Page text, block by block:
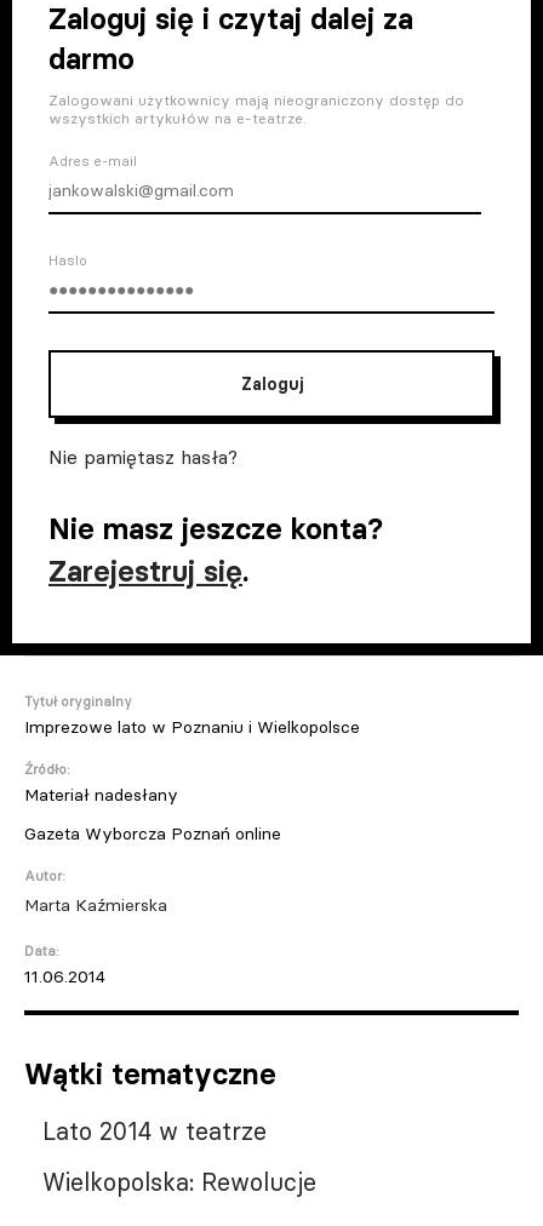
Zaloguj się i czytaj dalej za
darmo
Zalogowani użytkownicy mają nieograniczony dostęp do
wszystkich artykułów na e-teatrze.
Adres e-mail
Haslo
Zaloguj
Nie pamiętasz hasła?
Nie masz jeszcze konta?
Zarejestruj się.
Tytuł oryginalny
Imprezowe lato w Poznaniu i Wielkopolsce
Źródło:
Materiał nadesłany
Gazeta Wyborcza Poznań online
Autor:
Marta Kaźmierska
Data:
11.06.2014
Wątki tematyczne
Lato 2014 w teatrze
Wielkopolska: Rewolucje